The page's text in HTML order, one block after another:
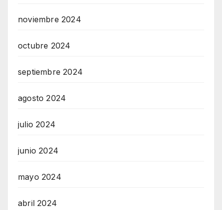
noviembre 2024
octubre 2024
septiembre 2024
agosto 2024
julio 2024
junio 2024
mayo 2024
abril 2024